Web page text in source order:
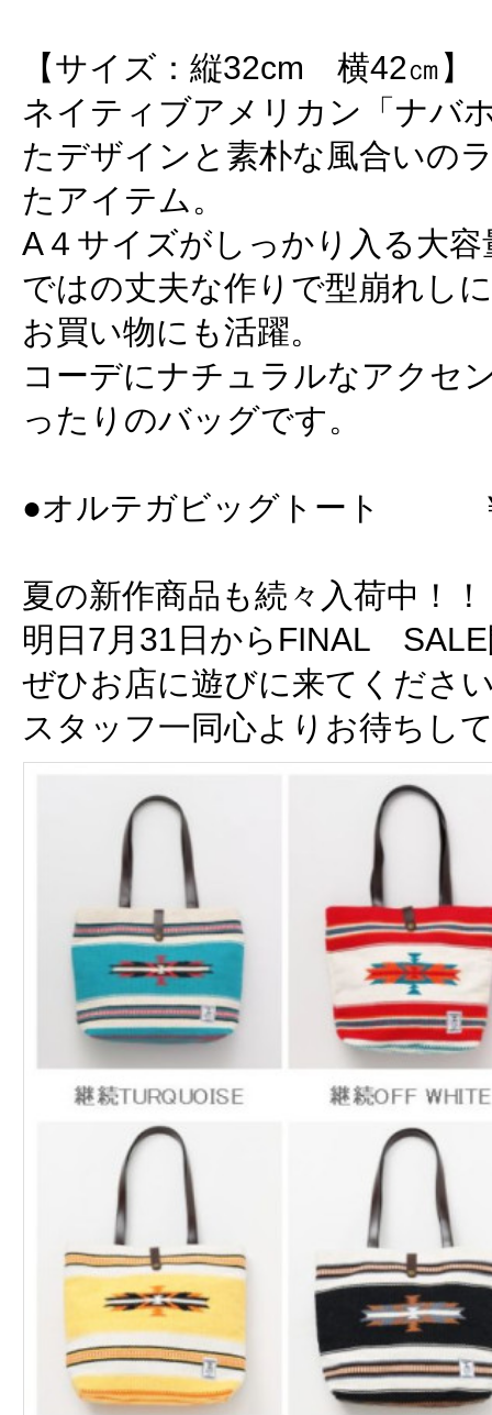
【サイズ：縦32cm 横42㎝】
ネイティブアメリカン「ナバ
たデザインと素朴な風合いの
たアイテム。
A４サイズがしっかり入る大
ではの丈夫な作りで型崩れし
お買い物にも活躍。
コーデにナチュラルなアクセ
ったりのバッグです。
●オルテガビッグトート
夏の新作商品も続々入荷中！！
明日7月31日からFINAL
ぜひお店に遊びに来てくださ
スタッフ一同心よりお待ちし